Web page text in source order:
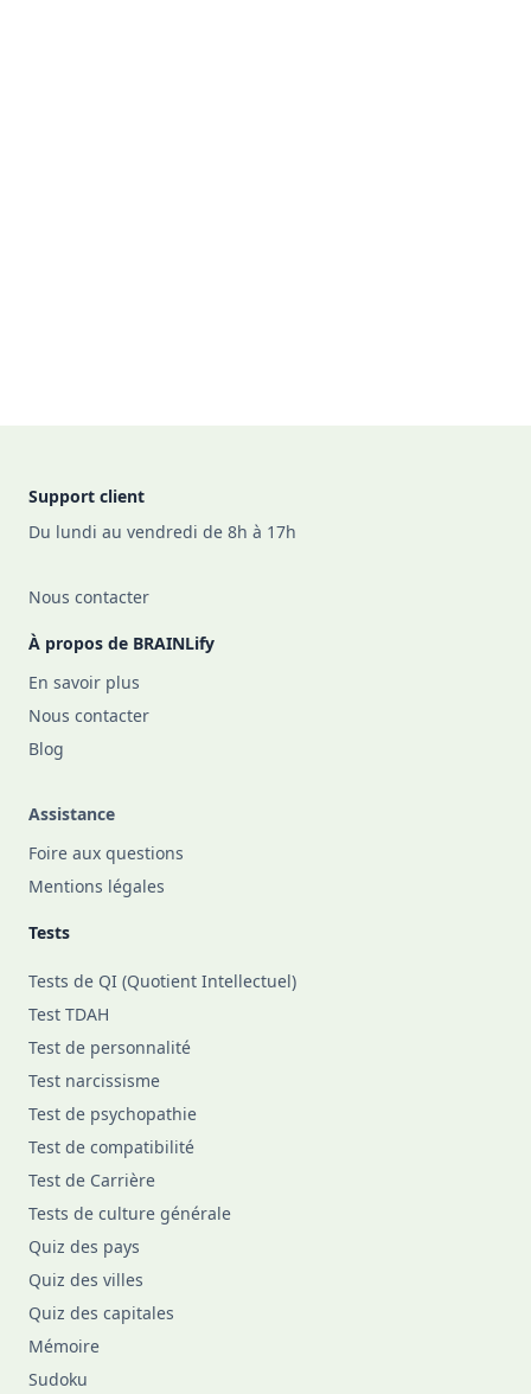
Support client
Du lundi au vendredi de 8h à 17h
Nous contacter
À propos de BRAINLify
En savoir plus
Nous contacter
Blog
Assistance
Foire aux questions
Mentions légales
Tests
Tests de QI (Quotient Intellectuel)
Test TDAH
Test de personnalité
Test narcissisme
Test de psychopathie
Test de compatibilité
Test de Carrière
Tests de culture générale
Quiz des pays
Quiz des villes
Quiz des capitales
Mémoire
Sudoku